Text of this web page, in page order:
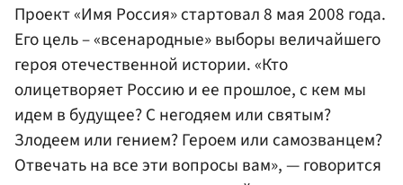
Проект «Имя Россия» стартовал 8 мая 2008 года.
Его цель – «всенародные» выборы величайшего
героя отечественной истории. «Кто
олицетворяет Россию и ее прошлое, с кем мы
идем в будущее? С негодяем или святым?
Злодеем или гением? Героем или самозванцем?
Отвечать на все эти вопросы вам», — говорится